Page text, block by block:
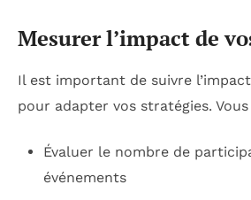
Mesurer l’impact de
Il est important de suivre
pour adapter vos stratégies.
Évaluer le nombre de
événements